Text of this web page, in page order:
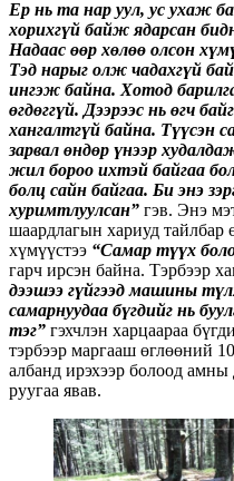
Ер нь та нар уул, ус ухаж
хорихгүй байж ядарсан
Надаас өөр хөлөө олсон
Тэд нарыг олж чадахгүй
ингэж байна. Хотод
өгдөггүй. Дээрээс нь өгч
хангалтгүй байна. Түүсэн
зарвал өндөр үнээр
жил бороо ихтэй байгаа
болц сайн байгаа. Би энэ
хуримтлуулсан” гэв. Энэ
шаардлагын хариуд тайлбар
хүмүүстээ “Самар түүх
гарч ирсэн байна. Тэрбээр
дээшээ гүйгээд машины
самарнуудаа бүгдийг нь
тэг” гэхчлэн харцаараа
тэрбээр маргааш өглөөний
албанд ирэхээр болоод
руугаа явав.